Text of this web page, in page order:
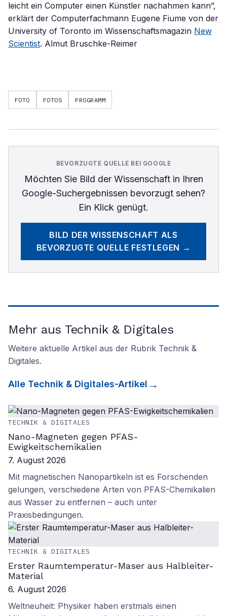
leicht ein Computer einen Künstler nachahmen kann”,
erklärt der Computerfachmann Eugene Fiume von der
University of Toronto im Wissenschaftsmagazin New
Scientist. Almut Bruschke-Reimer
FOTO FOTOS PROGRAMM
BEVORZUGTE QUELLE BEI GOOGLE
Möchten Sie Bild der Wissenschaftin Ihren
Google-Suchergebnissen bevorzugt sehen?
Ein Klick genügt.
BILD DER WISSENSCHAFT ALS
BEVORZUGTE QUELLE FESTLEGEN →
Mehr aus Technik & Digitales
Weitere aktuelle Artikel aus der Rubrik Technik &
Digitales.
Alle Technik & Digitales-Artikel
TECHNIK & DIGITALES
Nano-Magneten gegen PFAS-
Ewigkeitschemikalien
7. August 2026
Mit magnetischen Nanopartikeln ist es Forschenden
gelungen, verschiedene Arten von PFAS-Chemikalien
aus Wasser zu entfernen – auch unter
Praxisbedingungen.
TECHNIK & DIGITALES
Erster Raumtemperatur-Maser aus Halbleiter-
Material
6. August 2026
Weltneuheit: Physiker haben erstmals einen